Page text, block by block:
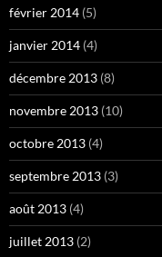
février 2014 (5)
janvier 2014 (4)
décembre 2013 (8)
novembre 2013 (10)
octobre 2013 (4)
septembre 2013 (3)
août 2013 (4)
juillet 2013 (2)